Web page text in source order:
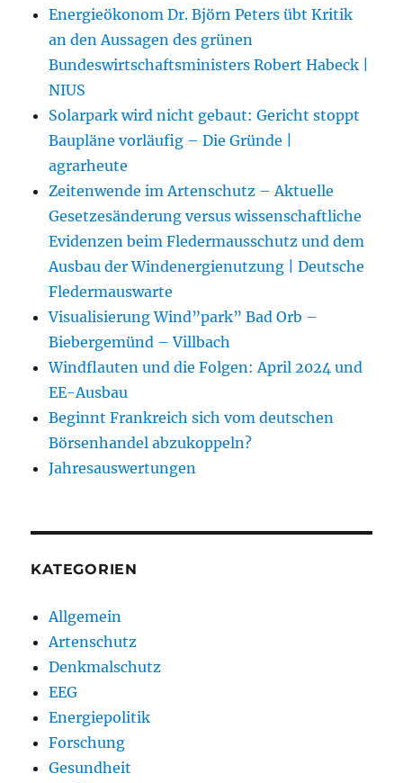
Energieökonom Dr. Björn Peters übt Kritik
an den Aussagen des grünen
Bundeswirtschaftsministers Robert Habeck |
NIUS
Solarpark wird nicht gebaut: Gericht stoppt
Baupläne vorläufig – Die Gründe |
agrarheute
Zeitenwende im Artenschutz – Aktuelle
Gesetzesänderung versus wissenschaftliche
Evidenzen beim Fledermausschutz und dem
Ausbau der Windenergienutzung | Deutsche
Fledermauswarte
Visualisierung Wind”park” Bad Orb –
Biebergemünd – Villbach
Windflauten und die Folgen: April 2024 und
EE-Ausbau
Beginnt Frankreich sich vom deutschen
Börsenhandel abzukoppeln?
Jahresauswertungen
KATEGORIEN
Allgemein
Artenschutz
Denkmalschutz
EEG
Energiepolitik
Forschung
Gesundheit